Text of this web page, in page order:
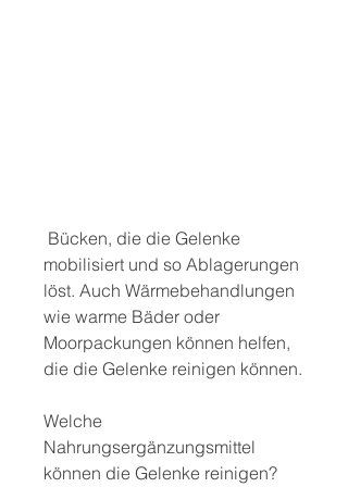
mobilisiert und so Ablagerungen
löst. Auch Wärmebehandlungen
wie warme Bäder oder
Moorpackungen können helfen,
die die Gelenke reinigen können.
Welche
Nahrungsergänzungsmittel
können die Gelenke reinigen?